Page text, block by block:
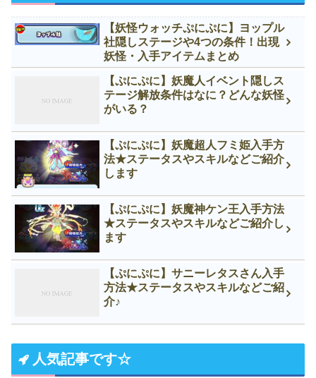
【妖怪ウォッチぷにぷに】ヨップル
社隠しステージや4つの条件！出現
妖怪・入手アイテムまとめ
【ぷにぷに】妖魔人イベント隠しス
テージ解放条件はなに？どんな妖怪
がいる？
【ぷにぷに】妖魔超人フミ姫入手方
法★ステータスやスキルなどご紹介
します
【ぷにぷに】妖魔神ケン王入手方法
★ステータスやスキルなどご紹介し
ます
【ぷにぷに】サニーレタスさん入手
方法★ステータスやスキルなどご紹
介♪
人気記事です☆